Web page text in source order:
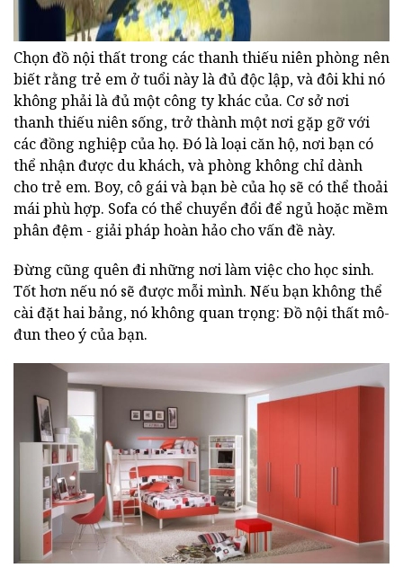
Chọn đồ nội thất trong các thanh thiếu niên phòng nên
biết rằng trẻ em ở tuổi này là đủ độc lập, và đôi khi nó
không phải là đủ một công ty khác của. Cơ sở nơi
thanh thiếu niên sống, trở thành một nơi gặp gỡ với
các đồng nghiệp của họ. Đó là loại căn hộ, nơi bạn có
thể nhận được du khách, và phòng không chỉ dành
cho trẻ em. Boy, cô gái và bạn bè của họ sẽ có thể thoải
mái phù hợp. Sofa có thể chuyển đổi để ngủ hoặc mềm
phân đệm - giải pháp hoàn hảo cho vấn đề này.
Đừng cũng quên đi những nơi làm việc cho học sinh.
Tốt hơn nếu nó sẽ được mỗi mình. Nếu bạn không thể
cài đặt hai bảng, nó không quan trọng: Đồ nội thất mô-
đun theo ý của bạn.